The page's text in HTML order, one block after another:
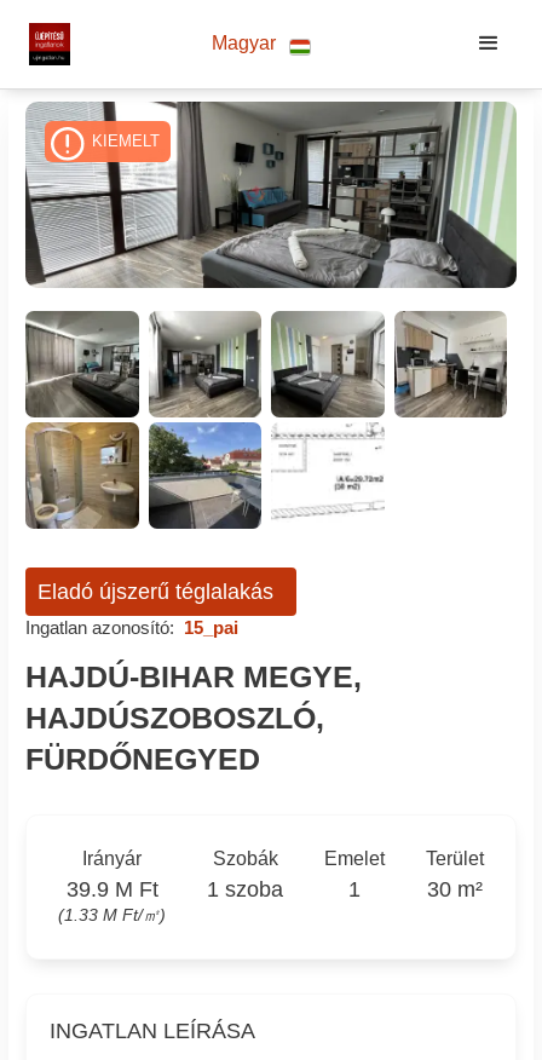
Magyar
KIEMELT
Eladó újszerű téglalakás
Ingatlan azonosító: 15_pai
HAJDÚ-BIHAR MEGYE,
HAJDÚSZOBOSZLÓ,
FÜRDŐNEGYED
Irányár
39.9 M Ft
(1.33 M Ft/㎡)
Szobák
1 szoba
Emelet
1
Terület
30 m²
INGATLAN LEÍRÁSA